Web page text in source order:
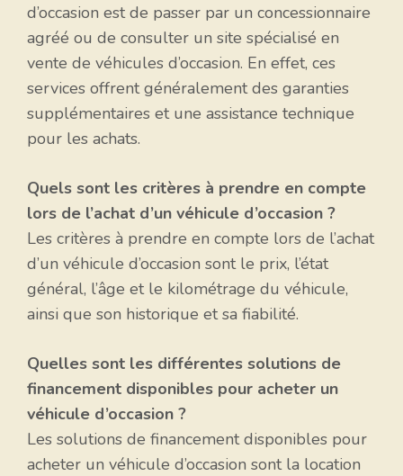
d’occasion est de passer par un concessionnaire
agréé ou de consulter un site spécialisé en
vente de véhicules d’occasion. En effet, ces
services offrent généralement des garanties
supplémentaires et une assistance technique
pour les achats.
Quels sont les critères à prendre en compte
lors de l’achat d’un véhicule d’occasion ?
Les critères à prendre en compte lors de l’achat
d’un véhicule d’occasion sont le prix, l’état
général, l’âge et le kilométrage du véhicule,
ainsi que son historique et sa fiabilité.
Quelles sont les différentes solutions de
financement disponibles pour acheter un
véhicule d’occasion ?
Les solutions de financement disponibles pour
acheter un véhicule d’occasion sont la location